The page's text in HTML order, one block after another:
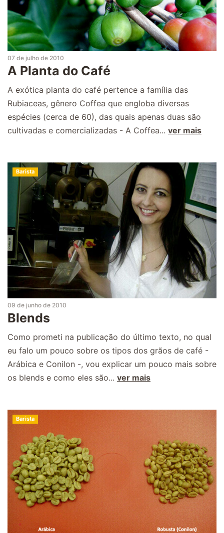
07 de julho de 2010
A Planta do Café
A exótica planta do café pertence a família das
Rubiaceas, gênero Coffea que engloba diversas
espécies (cerca de 60), das quais apenas duas são
cultivadas e comercializadas - A Coffea... ver mais
Barista
09 de junho de 2010
Blends
Como prometi na publicação do último texto, no qual
eu falo um pouco sobre os tipos dos grãos de café -
Arábica e Conilon -, vou explicar um pouco mais sobre
os blends e como eles são... ver mais
Barista